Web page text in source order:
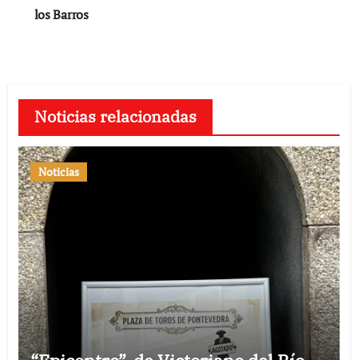
los Barros
Noticias relacionadas
Noticias